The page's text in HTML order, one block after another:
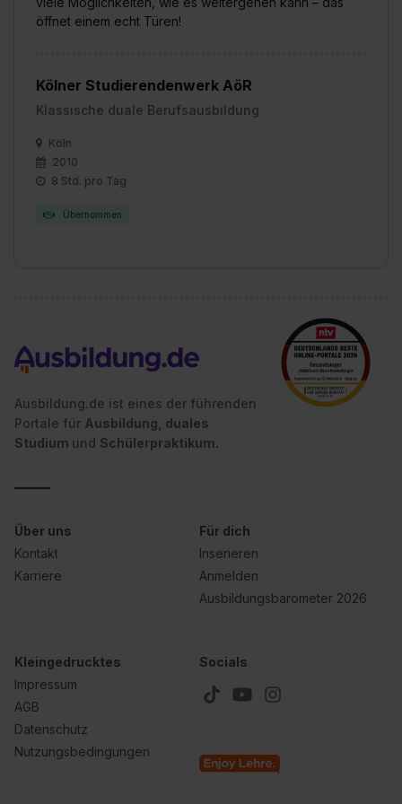
Wirkung für die Zukunft ganz oder teilweise über unsere
Datenschutzerklärung unter dem Punkt „Datenschutz-
zeigen“. Weitere Informationen: Datenschutzerklärung
Impressum.
öffnet einem echt Türen!
Kölner Studierendenwerk AöR
Klassische duale Berufsausbildung
Köln
2010
8 Std. pro Tag
Übernommen
Ausbildung.de ist eines der führenden
Portale für Ausbildung, duales
Studium und Schülerpraktikum.
Über uns
Kontakt
Karriere
Für dich
Inserieren
Anmelden
Ausbildungsbarometer 2026
Kleingedrucktes
Impressum
AGB
Datenschutz
Nutzungsbedingungen
Socials